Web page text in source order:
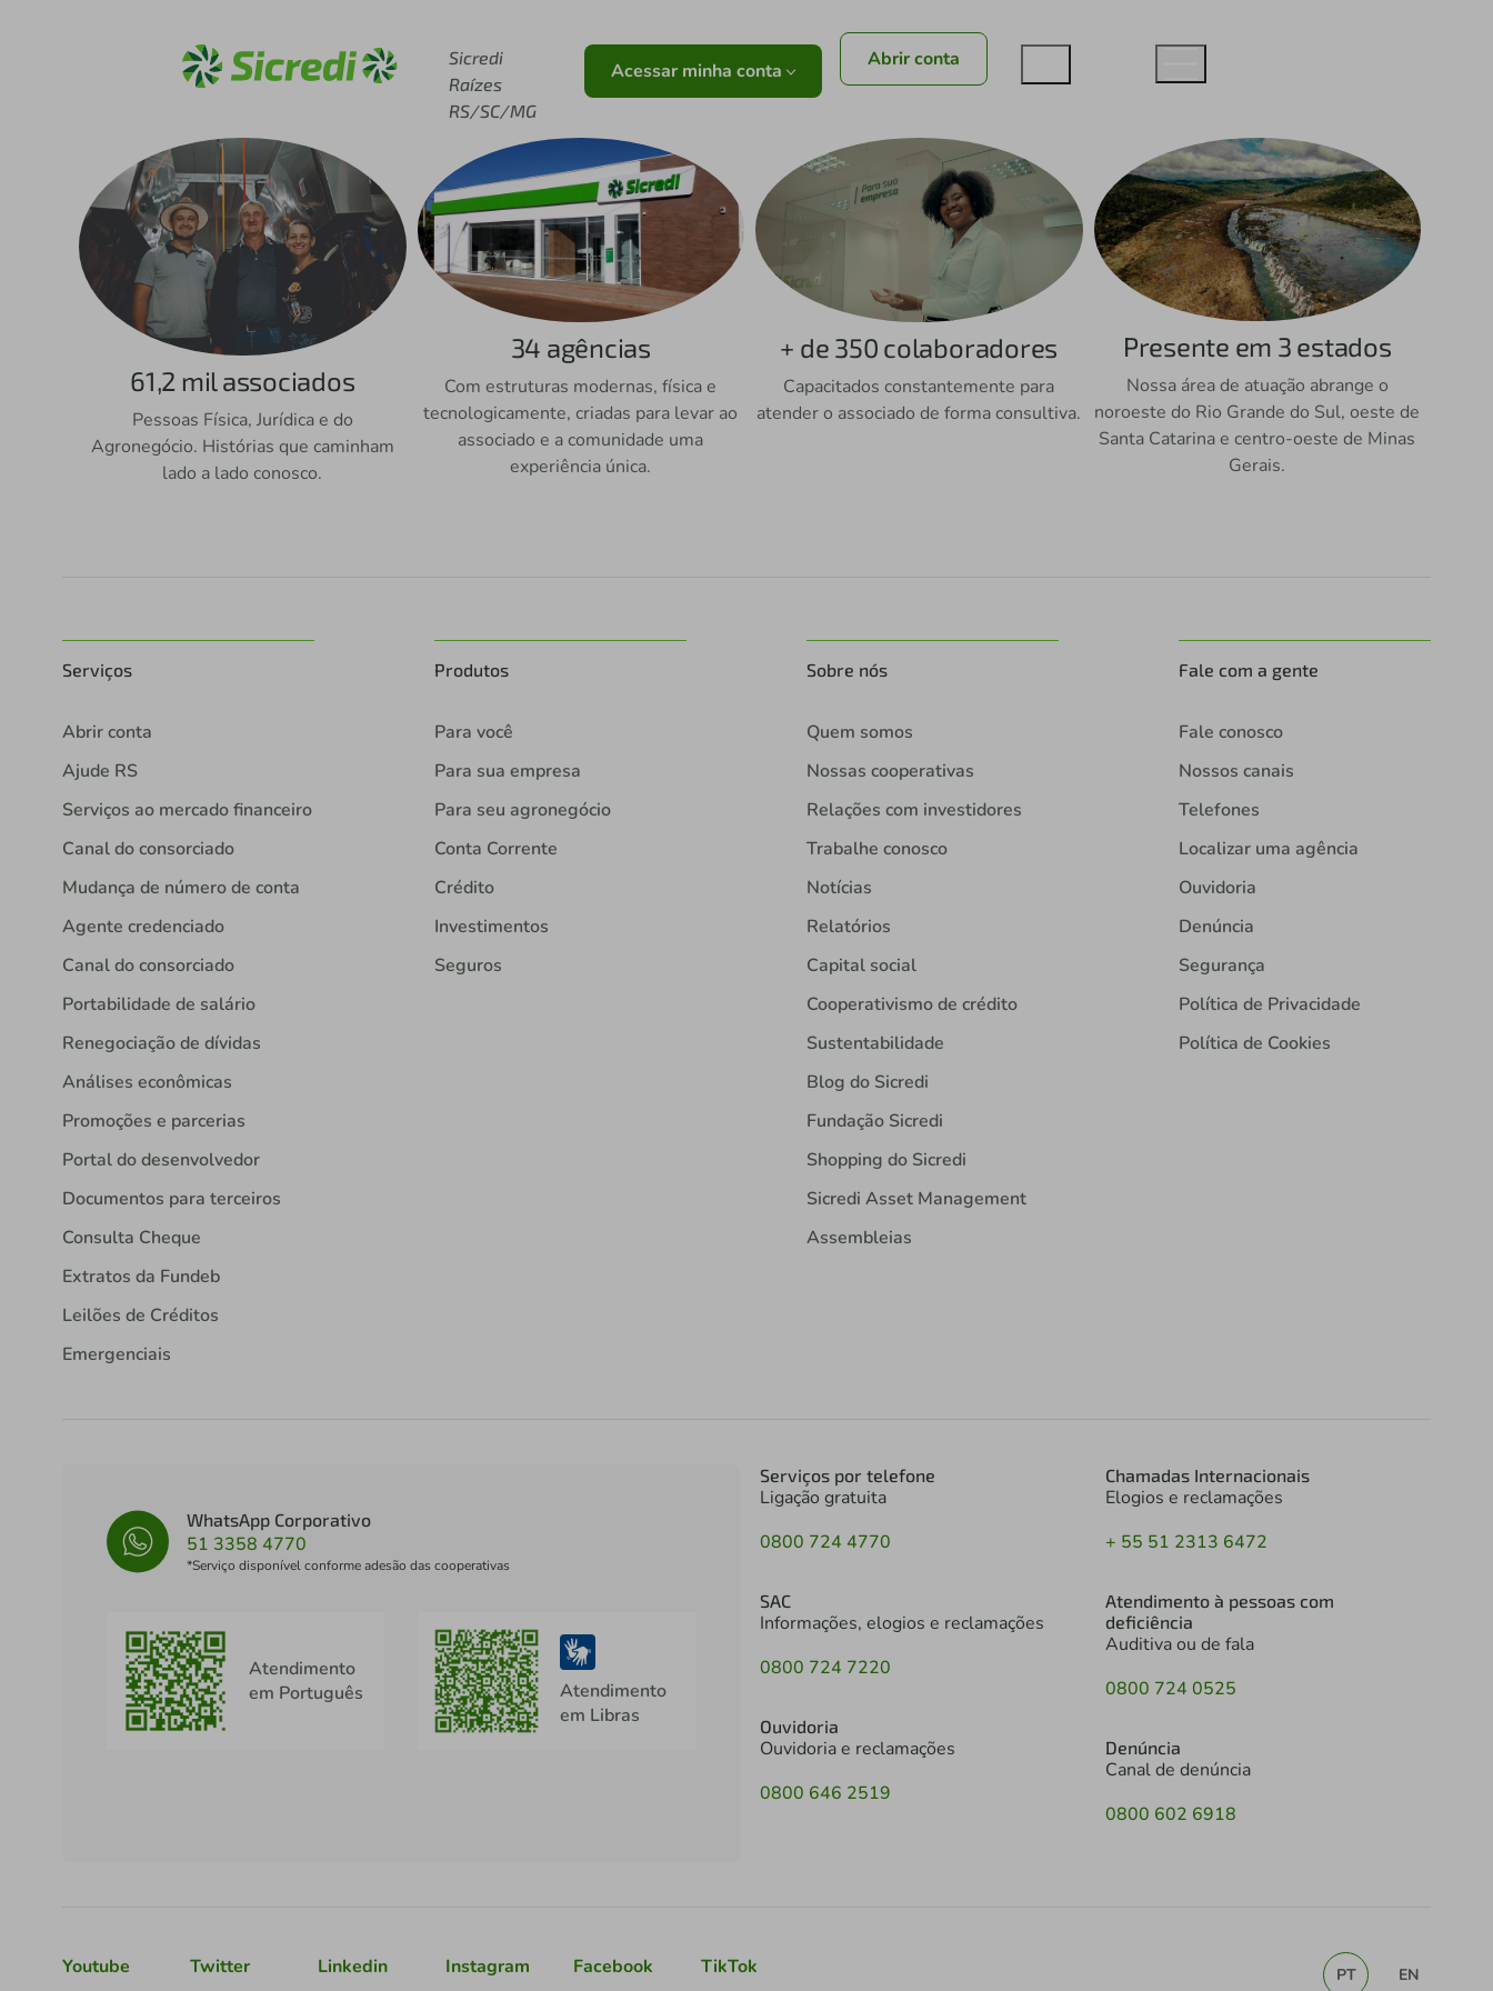
Sicredi
Raízes
RS/SC/MG
Acessar minha conta Abrir conta
61,2 mil associados
Pessoas Física, Jurídica e do
Agronegócio. Histórias que caminham
lado a lado conosco.
34 agências
Com estruturas modernas, física e
tecnologicamente, criadas para levar ao
associado e a comunidade uma
experiência única.
+ de 350 colaboradores
Capacitados constantemente para
atender o associado de forma consultiva.
Presente em 3 estados
Nossa área de atuação abrange o
noroeste do Rio Grande do Sul, oeste de
Santa Catarina e centro-oeste de Minas
Gerais.
Serviços
Abrir conta
Ajude RS
Serviços ao mercado financeiro
Canal do consorciado
Mudança de número de conta
Agente credenciado
Canal do consorciado
Portabilidade de salário
Renegociação de dívidas
Análises econômicas
Promoções e parcerias
Portal do desenvolvedor
Documentos para terceiros
Consulta Cheque
Extratos da Fundeb
Leilões de Créditos
Emergenciais
Produtos
Para você
Para sua empresa
Para seu agronegócio
Conta Corrente
Crédito
Investimentos
Seguros
Sobre nós
Quem somos
Nossas cooperativas
Relações com investidores
Trabalhe conosco
Notícias
Relatórios
Capital social
Cooperativismo de crédito
Sustentabilidade
Blog do Sicredi
Fundação Sicredi
Shopping do Sicredi
Sicredi Asset Management
Assembleias
Fale com a gente
Fale conosco
Nossos canais
Telefones
Localizar uma agência
Ouvidoria
Denúncia
Segurança
Política de Privacidade
Política de Cookies
WhatsApp Corporativo
51 3358 4770
*Serviço disponível conforme adesão das cooperativas
Atendimento
em Português
Atendimento
em Libras
Serviços por telefone
Ligação gratuita
0800 724 4770
SAC
Informações, elogios e reclamações
0800 724 7220
Ouvidoria
Ouvidoria e reclamações
0800 646 2519
Chamadas Internacionais
Elogios e reclamações
+ 55 51 2313 6472
Atendimento à pessoas com
deficiência
Auditiva ou de fala
0800 724 0525
Denúncia
Canal de denúncia
0800 602 6918
Youtube Twitter Linkedin Instagram Facebook TikTok PT EN